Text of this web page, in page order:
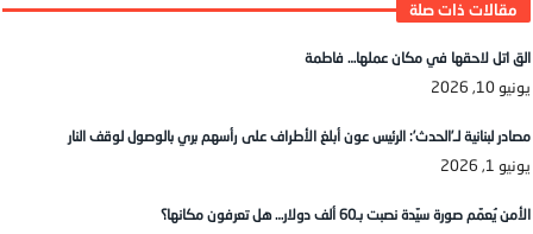
الق اتل لاحقها في مكان عملها… فاطمة
يونيو 10, 2026
مصادر لبنانية لـ’الحدث’: الرئيس عون أبلغ الأطراف على رأسهم بري بالوصول لوقف النار
يونيو 1, 2026
الأمن يُعمّم صورة سيّدة نصبت بـ60 ألف دولار… هل تعرفون مكانها؟